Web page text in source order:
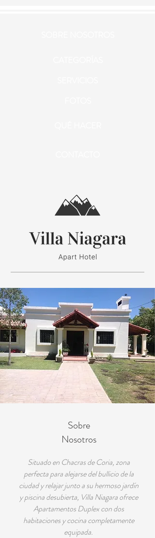
Sobre
Nosotros
Situado en Chacras de Coria, zona
perfecta para alejarse del bullicio de la
ciudad y relajar junto a su hermoso jardín
y piscina desubierta, Villa Niagara ofrece
Apartamentos Duplex con dos
habitaciones y cocina completamente
equipada.